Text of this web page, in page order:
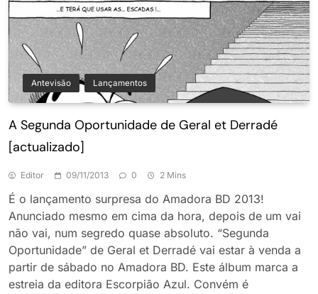
Antevisão Lançamentos
A Segunda Oportunidade de Geral et Derradé
[actualizado]
Editor 09/11/2013 0 2 Mins
É o lançamento surpresa do Amadora BD 2013!
Anunciado mesmo em cima da hora, depois de um vai
não vai, num segredo quase absoluto. “Segunda
Oportunidade” de Geral et Derradé vai estar à venda a
partir de sábado no Amadora BD. Este álbum marca a
estreia da editora Escorpião Azul. Convém é